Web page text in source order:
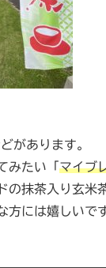
があります。
みたい「 マイブ
の抹茶入り玄米
方には嬉しいで